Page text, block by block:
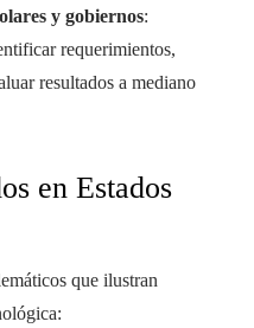
y gobiernos:
requerimientos,
resultados a mediano
en Estados
que ilustran